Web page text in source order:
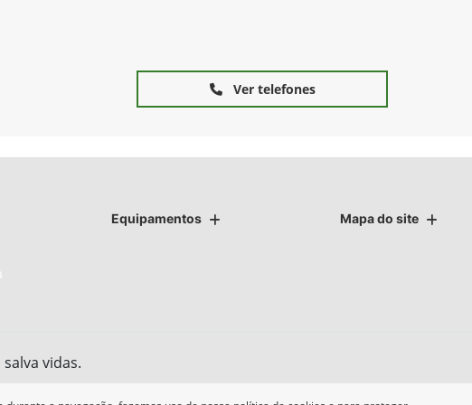
Ver telefones
Equipamentos Mapa do site
vidas.